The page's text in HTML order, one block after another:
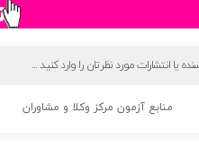
منابع آزمون مرکز وکلا و مشاوران